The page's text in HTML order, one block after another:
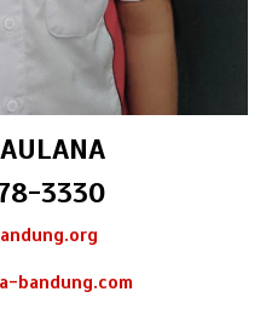
3330
bandung.com